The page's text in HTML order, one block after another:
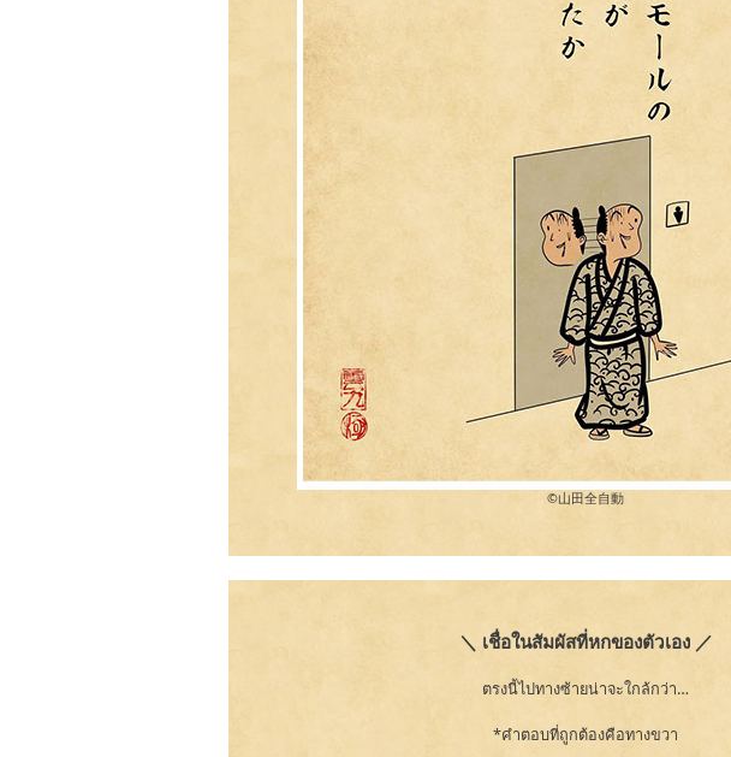
©︎山田全自動
＼ เชื่อในสัมผัสที่หกของตัวเอง ／
ตรงนี้ไปทางซ้ายน่าจะใกล้กว่า…
*คำตอบที่ถูกต้องคือทางขวา